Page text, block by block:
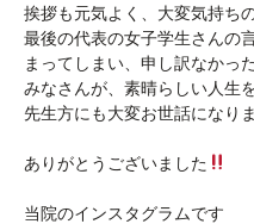
挨拶も元気よく、大変気持ち
最後の代表の女子学生さんの
まってしまい、申し訳なかっ
みなさんが、素晴らしい人生
先生方にも大変お世話になりま
ありがとうございました
当院のインスタグラムです